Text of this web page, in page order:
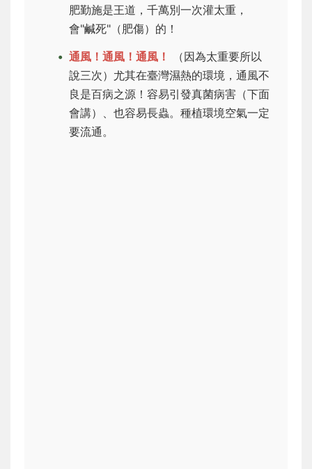
肥勤施是王道，千萬別一次灌太重，
會"鹹死"（肥傷）的！
通風！通風！通風！
（因為太重要所以
說三次）尤其在臺灣濕熱的環境，通風不
良是百病之源！容易引發真菌病害（下面
會講）、也容易長蟲。種植環境空氣一定
要流通。